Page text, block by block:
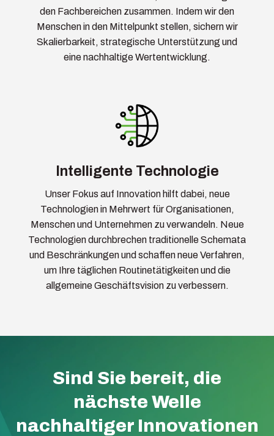
den Fachbereichen zusammen. Indem wir den
Menschen in den Mittelpunkt stellen, sichern wir
Skalierbarkeit, strategische Unterstützung und
eine nachhaltige Wertentwicklung.
Intelligente Technologie
Unser Fokus auf Innovation hilft dabei, neue
Technologien in Mehrwert für Organisationen,
Menschen und Unternehmen zu verwandeln. Neue
Technologien durchbrechen traditionelle Schemata
und Beschränkungen und schaffen neue Verfahren,
um Ihre täglichen Routinetätigkeiten und die
allgemeine Geschäftsvision zu verbessern.
Sind Sie bereit, die
nächste Welle
nachhaltiger Innovationen